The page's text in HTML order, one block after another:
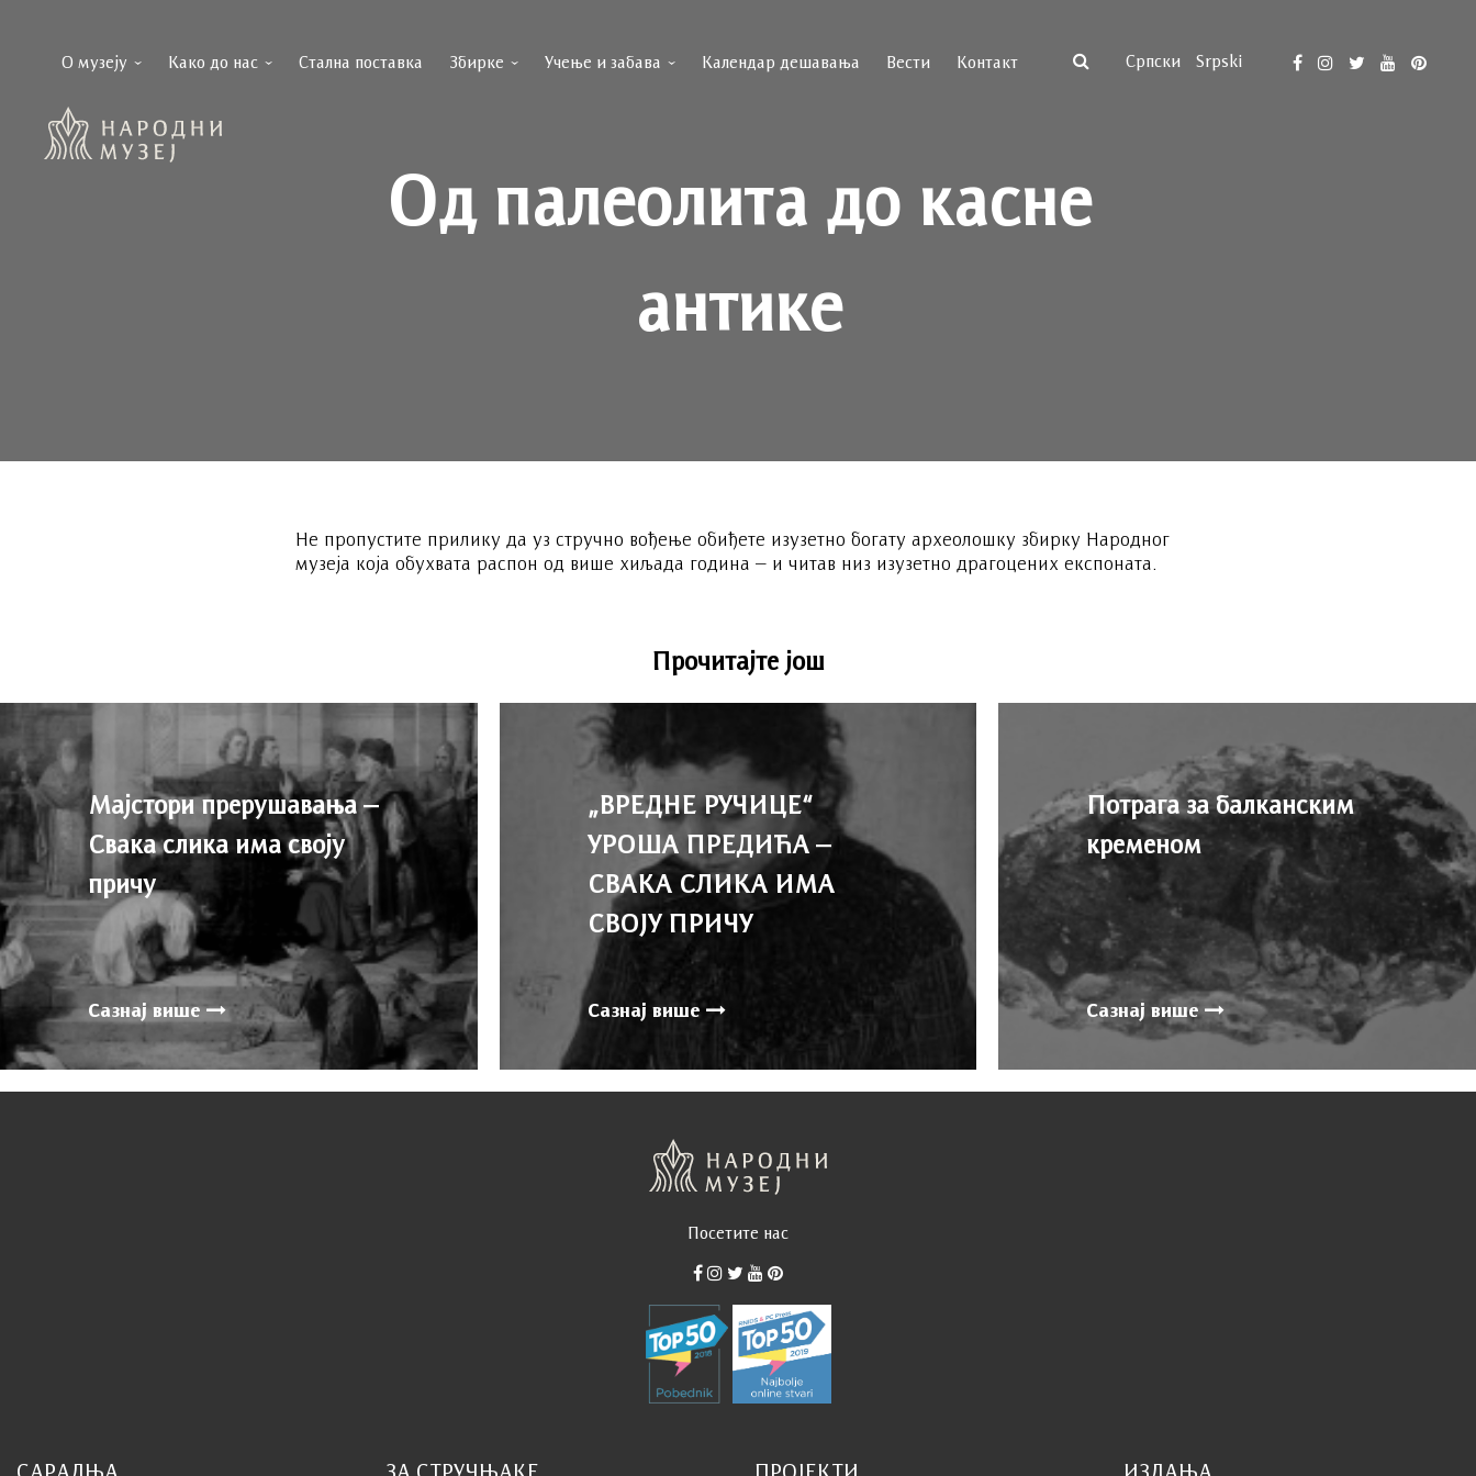
Српски Srpski
О музеју Како до нас Стална поставка Збирке Учење и забава Календар дешавања Вести Контакт
Од палеолита до касне
антике
Не пропустите прилику да уз стручно вођење обиђете изузетно богату археолошку збирку Народног
музеја која обухвата распон од више хиљада година – и читав низ изузетно драгоцених експоната.
Прочитајте још
Мајстори прерушавања –
Свака слика има своју
причу
Сазнај више
„ВРЕДНЕ РУЧИЦЕ“
УРОША ПРЕДИЋА –
СВАКА СЛИКА ИМА
СВОЈУ ПРИЧУ
Сазнај више
Потрага за балканским
кременом
Сазнај више
Посетите нас